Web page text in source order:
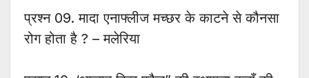
प्रश्न 09. मादा एनाफ्लीज मच्छर के काटने से कौनसा
रोग होता है ? – मलेरिया